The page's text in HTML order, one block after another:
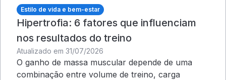
Estilo de vida e bem-estar
Hipertrofia: 6 fatores que influenciam
nos resultados do treino
Atualizado em 31/07/2026
O ganho de massa muscular depende de uma
combinação entre volume de treino, carga